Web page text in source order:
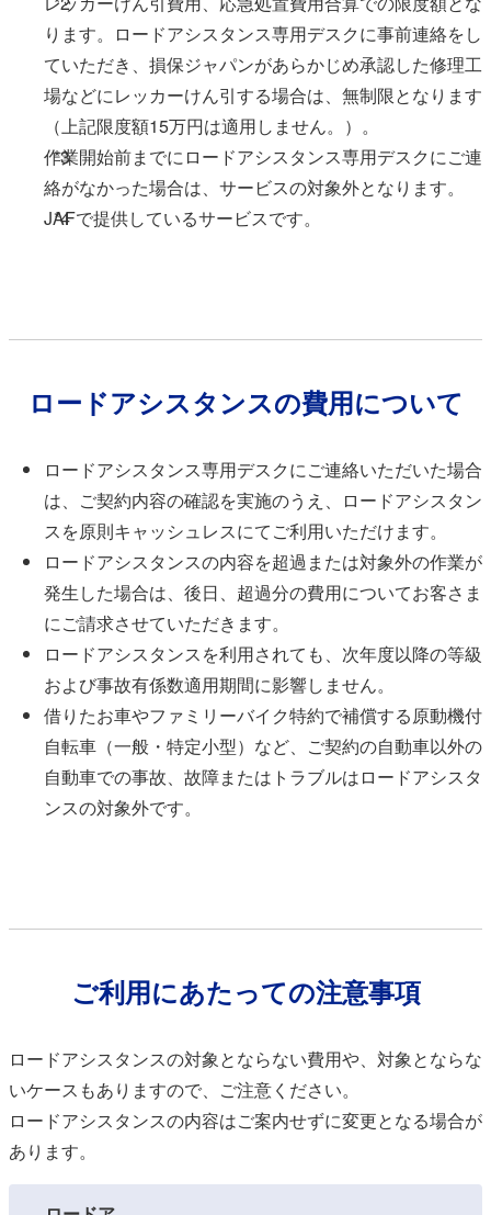
ります。ロードアシスタンス専用デスクに事前連絡をし
ていただき、損保ジャパンがあらかじめ承認した修理工
場などにレッカーけん引する場合は、無制限となります
（上記限度額15万円は適用しません。）。
*3
作業開始前までにロードアシスタンス専用デスクにご連
絡がなかった場合は、サービスの対象外となります。
*4
JAFで提供しているサービスです。
ロードアシスタンスの費⽤について
ロードアシスタンス専⽤デスクにご連絡いただいた場合
は、ご契約内容の確認を実施のうえ、ロードアシスタン
スを原則キャッシュレスにてご利⽤いただけます。
ロードアシスタンスの内容を超過または対象外の作業が
発⽣した場合は、後⽇、超過分の費⽤についてお客さま
にご請求させていただきます。
ロードアシスタンスを利⽤されても、次年度以降の等級
および事故有係数適⽤期間に影響しません。
借りたお⾞やファミリーバイク特約で補償する原動機付
自転車（一般・特定小型）など、ご契約の⾃動⾞以外の
⾃動⾞での事故、故障またはトラブルはロードアシスタ
ンスの対象外です。
ご利⽤にあたっての注意事項
ロードアシスタンスの対象とならない費⽤や、対象とならな
いケースもありますので、ご注意ください。
ロードアシスタンスの内容はご案内せずに変更となる場合が
あります。